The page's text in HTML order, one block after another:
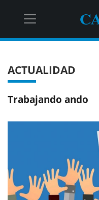
ACTUALIDAD
Trabajando ando